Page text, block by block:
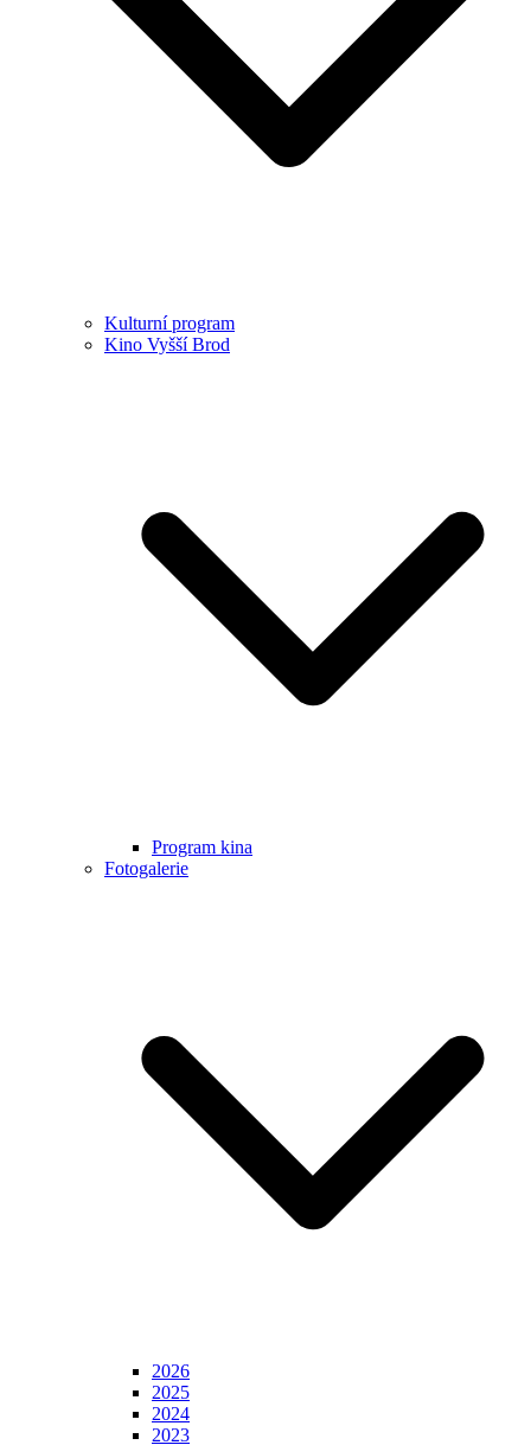
Kulturní program
Kino Vyšší Brod
Program kina
Fotogalerie
2026
2025
2024
2023